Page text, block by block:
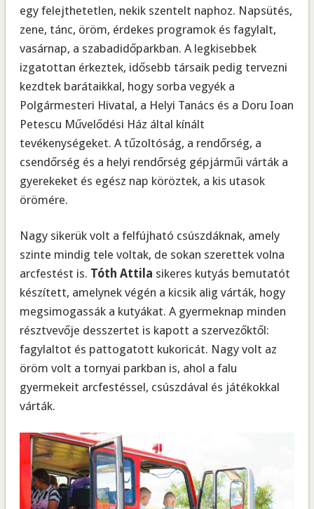
egy felejthetetlen, nekik szentelt naphoz. Napsütés,
zene, tánc, öröm, érdekes programok és fagylalt,
vasárnap, a szabadidőparkban. A legkisebbek
izgatottan érkeztek, idősebb társaik pedig tervezni
kezdtek barátaikkal, hogy sorba vegyék a
Polgármesteri Hivatal, a Helyi Tanács és a Doru Ioan
Petescu Művelődési Ház által kínált
tevékenységeket. A tűzoltóság, a rendőrség, a
csendőrség és a helyi rendőrség gépjárműi várták a
gyerekeket és egész nap köröztek, a kis utasok
örömére.
Nagy sikerük volt a felfújható csúszdáknak, amely
szinte mindig tele voltak, de sokan szerettek volna
arcfestést is. Tóth Attila sikeres kutyás bemutatót
készített, amelynek végén a kicsik alig várták, hogy
megsimogassák a kutyákat. A gyermeknap minden
résztvevője desszertet is kapott a szervezőktől:
fagylaltot és pattogatott kukoricát. Nagy volt az
öröm volt a tornyai parkban is, ahol a falu
gyermekeit arcfestéssel, csúszdával és játékokkal
várták.